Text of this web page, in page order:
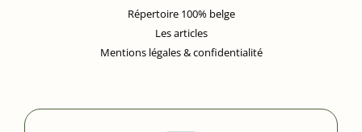
Répertoire 100% belge
Les articles
Mentions légales & confidentialité